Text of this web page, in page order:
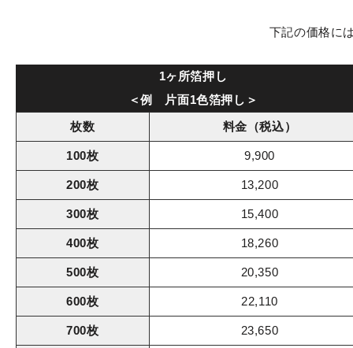
下記の価格に
1ヶ所箔押し
＜例 片面1色箔押し＞
枚数
料金（税込）
100枚 9,900
200枚 13,200
300枚 15,400
400枚 18,260
500枚 20,350
600枚 22,110
700枚 23,650